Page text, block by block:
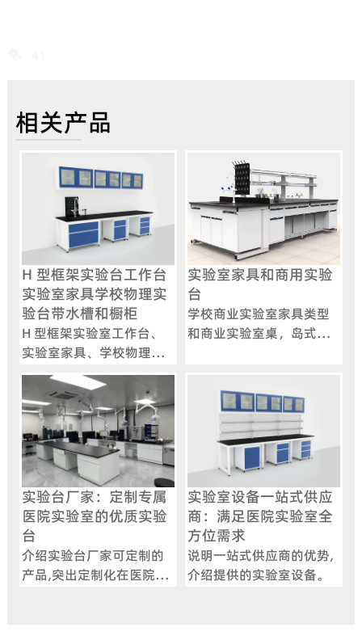
相关产品
H 型框架实验台工作台
实验室家具学校物理实
验台带水槽和橱柜
H 型框架实验室工作台、
实验室家具、学校物理实
验室桌，带水槽和橱柜，
了解我们耐用的 H 型框架
模块化实验室工作台，非
常适合学校物理实验室。
这些工作台采用实心钢框
架支撑上下柜单元和台
面，台面采用酚醛树脂、
环氧树脂、陶瓷、花岗岩
和 Trespa 等各种材料。使
用可选的移动式、无柜式
或悬挂式柜式结构定制您
的实验室布局。光滑的高
实验室家具和商用实验
台
学校商业实验室家具类型
和商业实验室桌，岛式实
实验台厂家：定制专属
医院实验室的优质实验
台
介绍实验台厂家可定制的
产品,突出定制化在医院实
实验室设备一站式供应
商：满足医院实验室全
方位需求
说明一站式供应商的优势,
介绍提供的实验室设备。